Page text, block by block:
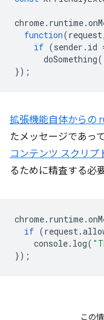
chrome. runtime.
function(request,
if (sender . id
doSomething
});
拡張機能自体からの
たメッセージであっ
コンテンツ スクリプ
るために精査する必
chrome. runtime.
if (request.
console. log(
});
この